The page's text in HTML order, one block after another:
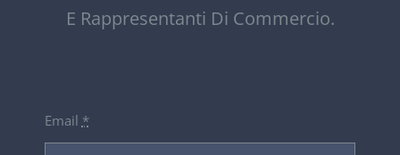
E Rappresentanti Di Commercio.
Email *